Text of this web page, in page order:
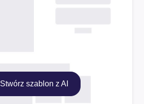
Stwórz szablon z AI